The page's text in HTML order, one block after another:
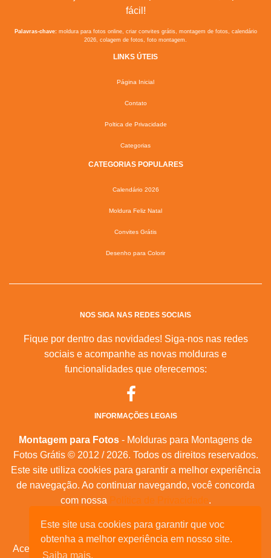
Este site usa cookies para garantir que voc
obtenha a melhor experiência em nosso site.
Saiba mais.
fácil!
Palavras-chave:moldura para fotos online, criar convites grátis, montagem de fotos, calendário
2026, colagem de fotos, foto montagem.
LINKS ÚTEIS
Página Inicial
Contato
Poltica de Privacidade
Categorias
CATEGORIAS POPULARES
Calendário 2026
Moldura Feliz Natal
Convites Grátis
Desenho para Colorir
NOS SIGA NAS REDES SOCIAIS
Fique por dentro das novidades! Siga-nos nas redes
sociais e acompanhe as novas molduras e
funcionalidades que oferecemos:
INFORMAÇÕES LEGAIS
Montagem para Fotos - Molduras para Montagens de
Fotos Grátis © 2012 / 2026. Todos os direitos reservados.
Este site utiliza cookies para garantir a melhor experiência
de navegação. Ao continuar navegando, você concorda
com nossa Política de Privacidade.
Mapa do Site |Feeds RSS |Sobre Nós
Acesse nossas molduras para: